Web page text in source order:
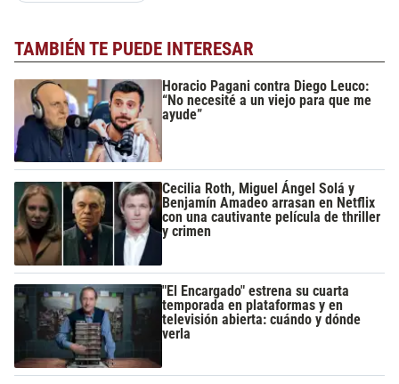
TAMBIÉN TE PUEDE INTERESAR
Horacio Pagani contra Diego Leuco:
“No necesité a un viejo para que me
ayude”
Cecilia Roth, Miguel Ángel Solá y
Benjamín Amadeo arrasan en Netflix
con una cautivante película de thriller
y crimen
"El Encargado" estrena su cuarta
temporada en plataformas y en
televisión abierta: cuándo y dónde
verla